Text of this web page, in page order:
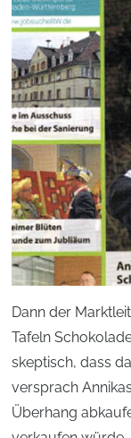
Dann der
Tafeln
skeptisch, dass
versprach
Überhang